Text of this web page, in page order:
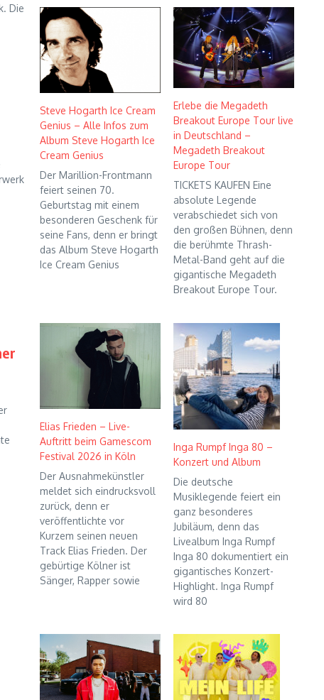
Die
Steve Hogarth Ice Cream
Genius – Alle Infos zum
Album Steve Hogarth Ice
Cream Genius
Der Marillion-Frontmann
feiert seinen 70.
Geburtstag mit einem
besonderen Geschenk für
seine Fans, denn er bringt
das Album Steve Hogarth
Ice Cream Genius
Erlebe die Megadeth
Breakout Europe Tour live
in Deutschland –
Megadeth Breakout
Europe Tour
TICKETS KAUFEN Eine
absolute Legende
verabschiedet sich von
den großen Bühnen, denn
die berühmte Thrash-
Metal-Band geht auf die
gigantische Megadeth
Breakout Europe Tour.
Elias Frieden – Live-
Auftritt beim Gamescom
Festival 2026 in Köln
Der Ausnahmekünstler
meldet sich eindrucksvoll
zurück, denn er
veröffentlichte vor
Kurzem seinen neuen
Track Elias Frieden. Der
gebürtige Kölner ist
Sänger, Rapper sowie
Inga Rumpf Inga 80 –
Konzert und Album
Die deutsche
Musiklegende feiert ein
ganz besonderes
Jubiläum, denn das
Livealbum Inga Rumpf
Inga 80 dokumentiert ein
gigantisches Konzert-
Highlight. Inga Rumpf
wird 80